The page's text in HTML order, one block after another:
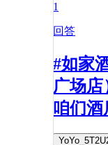
1
回答
#如家
广场店
咱们